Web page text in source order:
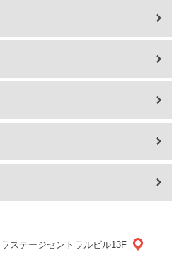
ステージセントラルビル13F